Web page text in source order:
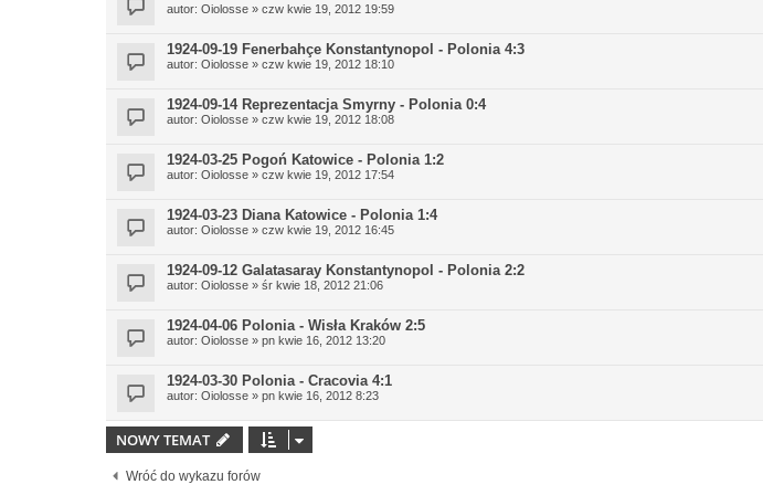
autor: Oiolosse » czw kwie 19, 2012 19:59
1924-09-19 Fenerbahçe Konstantynopol - Polonia 4:3
autor: Oiolosse » czw kwie 19, 2012 18:10
1924-09-14 Reprezentacja Smyrny - Polonia 0:4
autor: Oiolosse » czw kwie 19, 2012 18:08
1924-03-25 Pogoń Katowice - Polonia 1:2
autor: Oiolosse » czw kwie 19, 2012 17:54
1924-03-23 Diana Katowice - Polonia 1:4
autor: Oiolosse » czw kwie 19, 2012 16:45
1924-09-12 Galatasaray Konstantynopol - Polonia 2:2
autor: Oiolosse » śr kwie 18, 2012 21:06
1924-04-06 Polonia - Wisła Kraków 2:5
autor: Oiolosse » pn kwie 16, 2012 13:20
1924-03-30 Polonia - Cracovia 4:1
autor: Oiolosse » pn kwie 16, 2012 8:23
NOWY TEMAT
Wróć do wykazu forów